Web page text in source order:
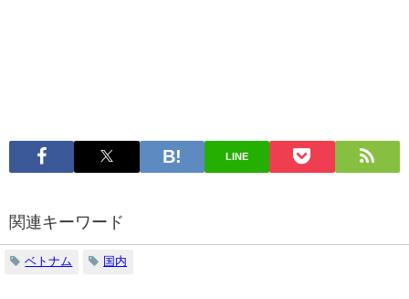
LINE
関連キーワード
ベトナム 国内